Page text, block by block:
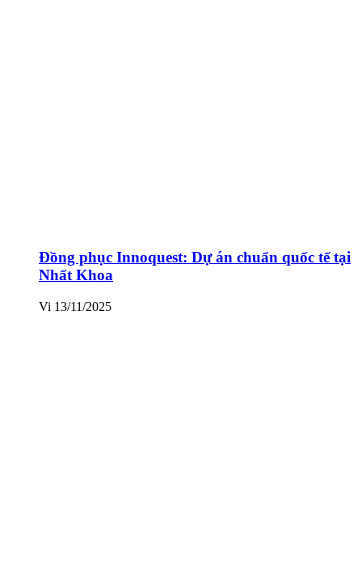
Đồng phục Innoquest: Dự án chuẩn quốc tế tại
Nhất Khoa
Vi 13/11/2025